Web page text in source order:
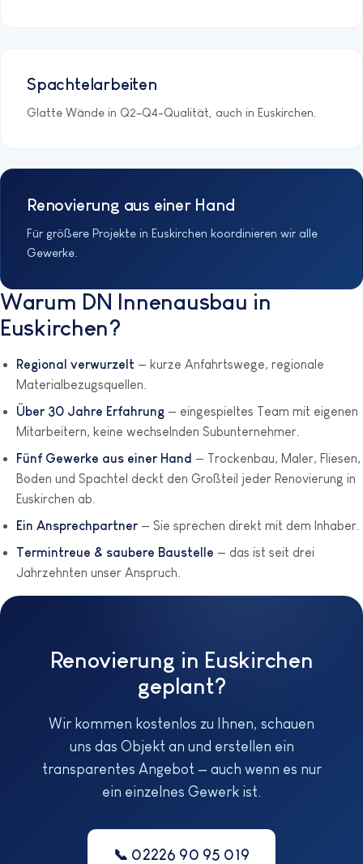
Spachtelarbeiten
Glatte Wände in Q2–Q4-Qualität, auch in Euskirchen.
Renovierung aus einer Hand
Für größere Projekte in Euskirchen koordinieren wir alle
Gewerke.
Warum DN Innenausbau in
Euskirchen?
Regional verwurzelt — kurze Anfahrtswege, regionale
Materialbezugsquellen.
Über 30 Jahre Erfahrung — eingespieltes Team mit eigenen
Mitarbeitern, keine wechselnden Subunternehmer.
Fünf Gewerke aus einer Hand — Trockenbau, Maler, Fliesen,
Boden und Spachtel deckt den Großteil jeder Renovierung in
Euskirchen ab.
Ein Ansprechpartner — Sie sprechen direkt mit dem Inhaber.
Termintreue & saubere Baustelle — das ist seit drei
Jahrzehnten unser Anspruch.
Renovierung in Euskirchen
geplant?
Wir kommen kostenlos zu Ihnen, schauen
uns das Objekt an und erstellen ein
transparentes Angebot — auch wenn es nur
ein einzelnes Gewerk ist.
📞 02226 90 95 019